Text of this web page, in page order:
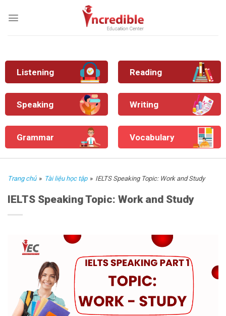
Listening Reading
Speaking Writing
Grammar Vocabulary
Trang chủ » Tài liệu học tập » IELTS Speaking Topic: Work and Study
IELTS Speaking Topic: Work and Study